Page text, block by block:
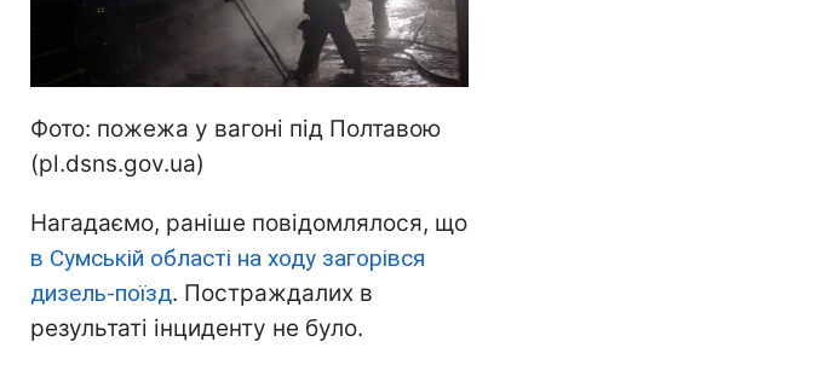
Фото: пожежа у вагоні під Полтавою
(pl.dsns.gov.ua)
Нагадаємо, раніше повідомлялося, що
в Сумській області на ходу загорівся
дизель-поїзд. Постраждалих в
результаті інциденту не було.